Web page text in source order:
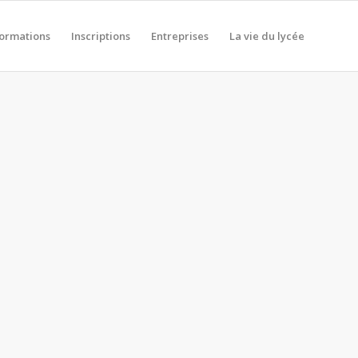
Inscriptions Entreprises La vie du lycée